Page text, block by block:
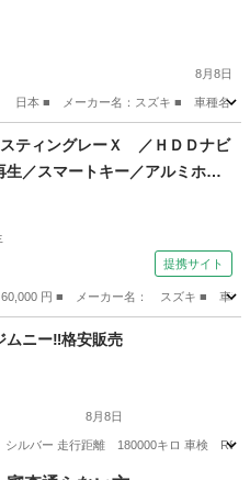
8月8日
本 ■ メーカー名：スズキ ■ 車種名
R
ティングレーＸ ／ＨＤＤナビ
生／スマートキー／アルミホイ
／盗難防止／電格ミラー／タ
（検9.6）
提携サイト
円 ■ メーカー名： スズキ ■ 車種名
ムニー‼️格安販売
8月8日
バー 走行距離 180000キロ 車検 R8.9